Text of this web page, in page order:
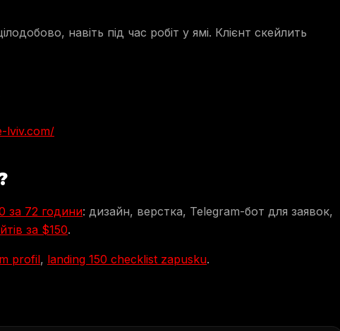
навіть під час робіт у ямі. Клієнт скейлить
lviv.com/
за 72 години: дизайн, верстка, Telegram-бот для заявок,
за $150.
profil, landing 150 checklist zapusku.